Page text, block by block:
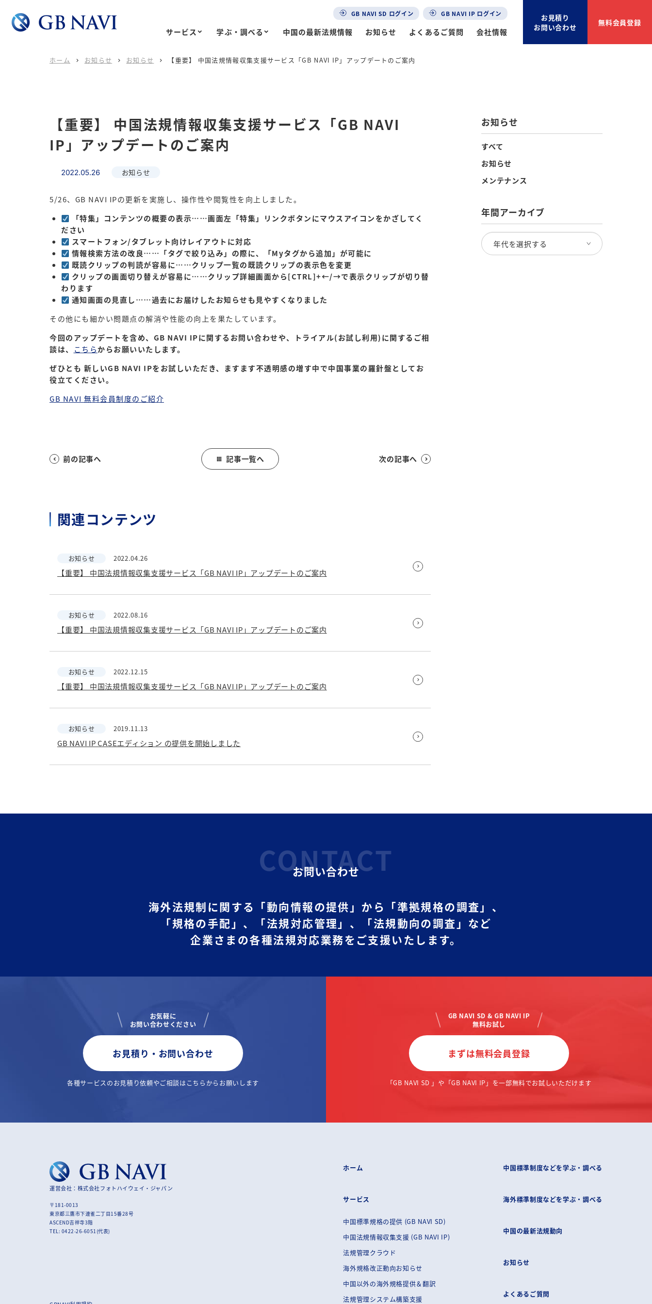
GB NAVI SD ログイン GB NAVI IP ログイン
サービス 学ぶ・調べる 中国の最新法規情報 お知らせ よくあるご質問 会社情報
お見積り
お問い合わせ
無料会員登録
ホーム  お知らせ  お知らせ  【重要】 中国法規情報収集支援サービス「GB NAVI IP」アップデートのご案内
【重要】 中国法規情報収集支援サービス「GB NAVI
IP」アップデートのご案内
2022.05.26 お知らせ
5/26、GB NAVI IPの更新を実施し、操作性や閲覧性を向上しました。
「特集」コンテンツの概要の表示……画面左「特集」リンクボタンにマウスアイコンをかざしてく
ださい
スマートフォン/タブレット向けレイアウトに対応
情報検索方法の改良……「タグで絞り込み」の際に、「Myタグから追加」が可能に
既読クリップの判読が容易に……クリップ一覧の既読クリップの表示色を変更
クリップの画面切り替えが容易に……クリップ詳細画面から[CTRL]+←/→で表示クリップが切り替
わります
通知画面の見直し……過去にお届けしたお知らせも見やすくなりました
その他にも細かい問題点の解消や性能の向上を果たしています。
今回のアップデートを含め、GB NAVI IPに関するお問い合わせや、トライアル(お試し利用)に関するご相
談は、
こちらからお願いいたします。
ぜひとも 新しいGB NAVI IPをお試しいただき、ますます不透明感の増す中で中国事業の羅針盤としてお
役立てください。
GB NAVI 無料会員制度のご紹介
 前の記事へ  記事一覧へ 次の記事へ 
関連コンテンツ
お知らせ 2022.04.26
【重要】 中国法規情報収集支援サービス「GB NAVI IP」アップデートのご案内
お知らせ 2022.08.16
【重要】 中国法規情報収集支援サービス「GB NAVI IP」アップデートのご案内
お知らせ 2022.12.15
【重要】 中国法規情報収集支援サービス「GB NAVI IP」アップデートのご案内
お知らせ 2019.11.13
GB NAVI IP CASEエディション の提供を開始しました
お知らせ
すべて
お知らせ
メンテナンス
年間アーカイブ
CONTACT
お問い合わせ
海外法規制に関する「動向情報の提供」から 「準拠規格の調査」、
「規格の手配」、
「法規対応管理」、「法規動向の調査」など
企業さまの各種法規対応業務をご支援いたします。
お気軽に
お問い合わせください
お見積り・お問い合わせ
各種サービスのお見積り依頼やご相談はこちらからお願いします
GB NAVI SD & GB NAVI IP
無料お試し
まずは無料会員登録
「GB NAVI SD 」や「GB NAVI IP」を一部無料でお試しいただけます
運営会社：株式会社フォトハイウェイ・ジャパン
〒181-0013
東京都三鷹市下連雀二丁目15番28号
ASCEND吉祥寺3階
TEL: 0422-26-6051(代表)
ホーム
サービス
中国標準規格の提供 (GB NAVI SD)
中国法規情報収集支援 (GB NAVI IP)
法規管理クラウド
海外規格改正動向お知らせ
中国以外の海外規格提供＆翻訳
法規管理システム構築支援
中国標準制度などを学ぶ・調べる
海外標準制度などを学ぶ・調べる
中国の最新法規動向
お知らせ
よくあるご質問